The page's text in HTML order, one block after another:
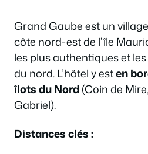
Grand Gaube est un
côte nord-est de l’île
les plus authentiques et
du nord. L’hôtel y esten
îlots du Nord(Coin de
Gabriel).
Distances clés :